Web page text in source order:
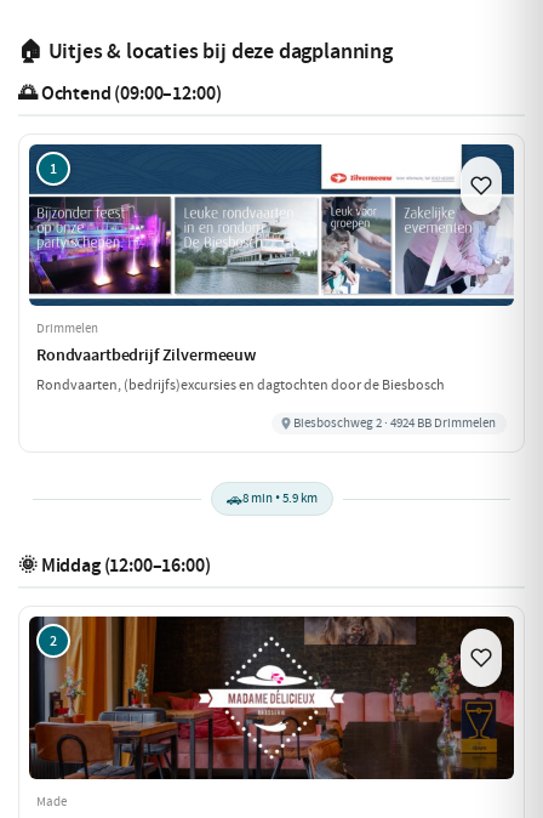
🏠 Uitjes & locaties bij deze dagplanning
🌅 Ochtend (09:00–12:00)
1
Drimmelen
Rondvaartbedrijf Zilvermeeuw
Rondvaarten, (bedrijfs)excursies en dagtochten door de Biesbosch
Biesboschweg 2 · 4924 BB Drimmelen
🚗8 min • 5.9 km
🌞 Middag (12:00–16:00)
2
Made